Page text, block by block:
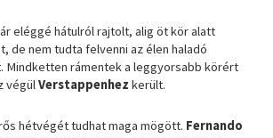
eléggé hátulról rajtolt, alig öt kör alatt
de nem tudta felvenni az élen haladó
Mindketten rámentek a leggyorsabb körért
végülVerstappenhezkerült.
hétvégét tudhat maga mögött. Fernando